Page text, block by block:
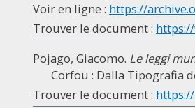
Voir en ligne : https://
Trouver le document :
Pojago, Giacomo. Le leggi
Corfou : Dalla Tipografia
Trouver le document :